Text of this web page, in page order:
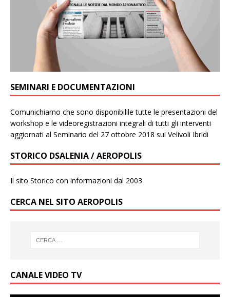
SEMINARI E DOCUMENTAZIONI
Comunichiamo che sono disponibilile tutte le presentazioni del
workshop e le videoregistrazioni integrali di tutti gli interventi
aggiornati al Seminario del 27 ottobre 2018 sui Velivoli Ibridi
STORICO DSALENIA / AEROPOLIS
Il sito Storico con informazioni dal 2003
CERCA NEL SITO AEROPOLIS
CANALE VIDEO TV